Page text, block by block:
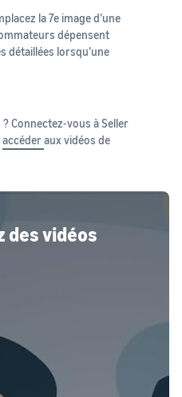
la 7e image d’une
dépensent
détaillées lorsqu’une
Connectez-vous à Seller
accéderaux vidéos de
des vidéos